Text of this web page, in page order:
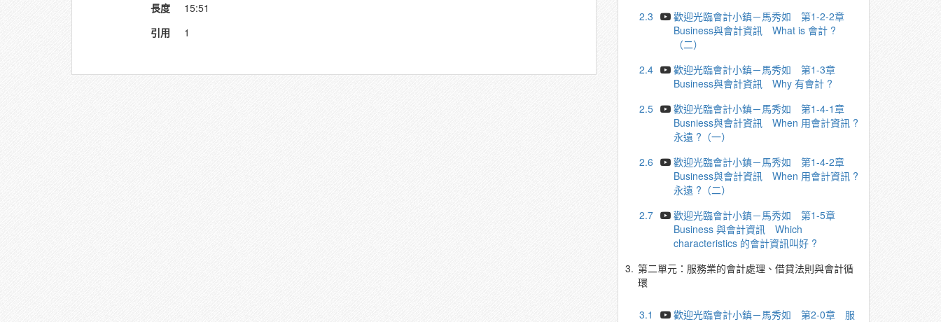
長度
15:51
引用
1
2.3
歡迎光臨會計小鎮－馬秀如 第1-2-2章
Business與會計資訊 What is 會計 ?
（二）
2.4
歡迎光臨會計小鎮－馬秀如 第1-3章
Business與會計資訊 Why 有會計 ?
2.5
歡迎光臨會計小鎮－馬秀如 第1-4-1章
Busniess與會計資訊 When 用會計資訊 ?
永遠 ?（一）
2.6
歡迎光臨會計小鎮－馬秀如 第1-4-2章
Business與會計資訊 When 用會計資訊 ?
永遠 ?（二）
2.7
歡迎光臨會計小鎮－馬秀如 第1-5章
Business 與會計資訊 Which
characteristics 的會計資訊叫好 ?
3. 第二單元：服務業的會計處理、借貸法則與會計循
環
3.1
歡迎光臨會計小鎮－馬秀如 第2-0章 服